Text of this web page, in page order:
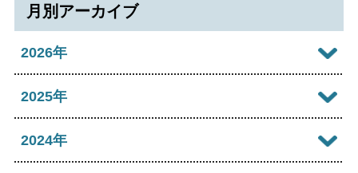
月別アーカイブ
2026年
2026年08月
2026年06月
2025年
2025年12月
2024年